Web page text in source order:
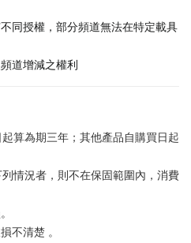
同授權，部分頻道無法在特定載具
道增減之權利
算為期三年；其他產品自購買日起
情況者，則不在保固範圍內，消費
不清楚 。